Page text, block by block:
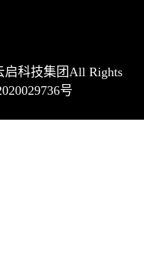
启科技集团All Rights
号